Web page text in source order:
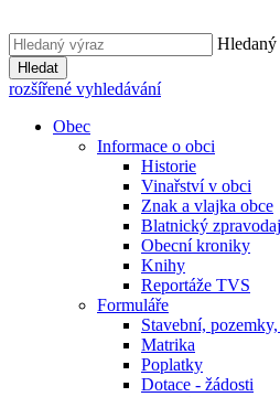
Hledat
rozšířené vyhledávání
Obec
Informace o obci
Historie
Vinařství v obci
Znak a vlajka obce
Blatnický zpravodaj
Obecní kroniky
Knihy
Reportáže TVS
Formuláře
Stavební,
Matrika
Poplatky
Dotace - žádosti